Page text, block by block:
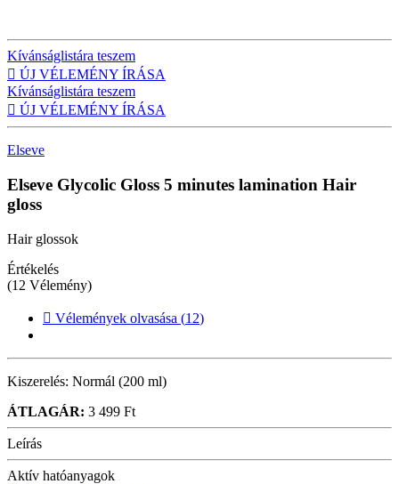
Kívánságlistára teszem
 ÚJ VÉLEMÉNY ÍRÁSA
Kívánságlistára teszem
 ÚJ VÉLEMÉNY ÍRÁSA
Elseve
Elseve Glycolic Gloss 5 minutes lamination Hair
gloss
Hair glossok
Értékelés
(12 Vélemény)
 Vélemények olvasása (12)
Kiszerelés: Normál (200 ml)
ÁTLAGÁR: 3 499 Ft
Leírás
Aktív hatóanyagok